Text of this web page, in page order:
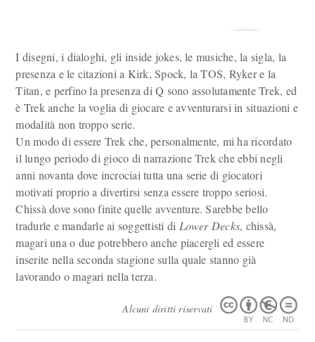
I disegni, i dialoghi, gli inside jokes, le musiche, la sigla, la
presenza e le citazioni a Kirk, Spock, la TOS, Ryker e la
Titan, e perfino la presenza di Q sono assolutamente Trek, ed
è Trek anche la voglia di giocare e avventurarsi in situazioni e
modalità non troppo serie.
Un modo di essere Trek che, personalmente, mi ha ricordato
il lungo periodo di gioco di narrazione Trek che ebbi negli
anni novanta dove incrociai tutta una serie di giocatori
motivati proprio a divertirsi senza essere troppo seriosi.
Chissà dove sono finite quelle avventure. Sarebbe bello
tradurle e mandarle ai soggettisti di Lower Decks, chissà,
magari una o due potrebbero anche piacergli ed essere
inserite nella seconda stagione sulla quale stanno già
lavorando o magari nella terza.
Alcuni diritti riservati